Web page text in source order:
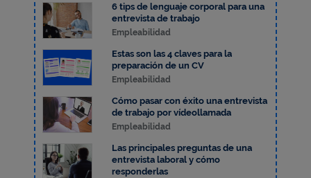
6 tips de lenguaje corporal para una
entrevista de trabajo
Empleabilidad
Estas son las 4 claves para la
preparación de un CV
Empleabilidad
Cómo pasar con éxito una entrevista
de trabajo por vídeollamada
Empleabilidad
Las principales preguntas de una
entrevista laboral y cómo
responderlas